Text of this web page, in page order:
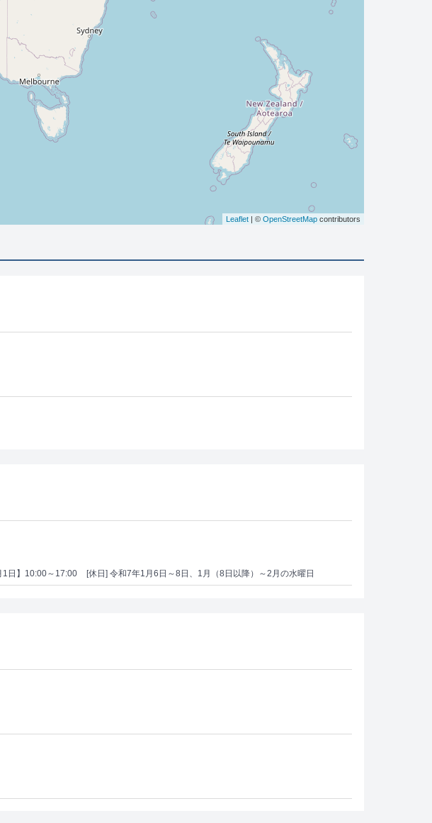
Leaflet | © OpenStreetMap contributors
1日】10:00～17:00
[休日] 令和7年1月6日～8日、1月（8日以降）～2月の水曜日